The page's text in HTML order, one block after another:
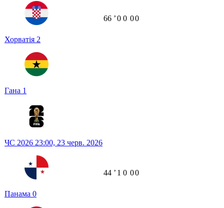
Хорватія 2
Гана 1
66 ʼ0 0 00
ЧС 2026 23:00, 23 черв. 2026
Панама 0
44 ʼ 1 0 00